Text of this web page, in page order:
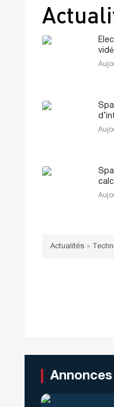
Actualités »
Annonces